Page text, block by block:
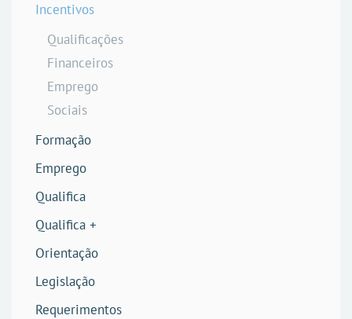
Incentivos
Qualificações
Financeiros
Emprego
Sociais
Formação
Emprego
Qualifica
Qualifica +
Orientação
Legislação
Requerimentos